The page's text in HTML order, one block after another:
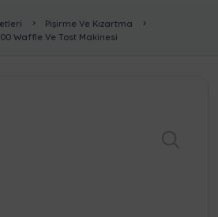
Pişirme Ve Kızartma
Waffle Ve Tost Makinesi